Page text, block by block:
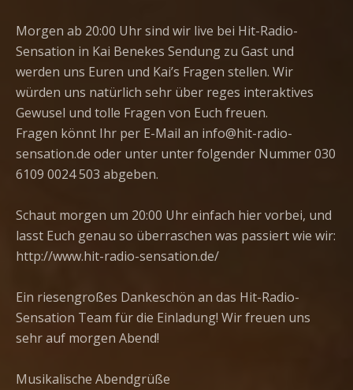
Morgen ab 20:00 Uhr sind wir live bei Hit-Radio-
Sensation in Kai Benekes Sendung zu Gast und
werden uns Euren und Kai’s Fragen stellen. Wir
würden uns natürlich sehr über reges interaktives
Gewusel und tolle Fragen von Euch freuen.
Fragen könnt Ihr per E-Mail an info@hit-radio-
sensation.de oder unter unter folgender Nummer 030
6109 0024 503 abgeben.
Schaut morgen um 20:00 Uhr einfach hier vorbei, und
lasst Euch genau so überraschen was passiert wie wir:
http://www.hit-radio-sensation.de/
Ein riesengroßes Dankeschön an das Hit-Radio-
Sensation Team für die Einladung! Wir freuen uns
sehr auf morgen Abend!
Musikalische Abendgrüße